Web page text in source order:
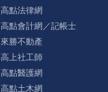
高點法律網
高點會計網／記帳士
來勝不動產
高上社工師
高點醫護網
高點土木網